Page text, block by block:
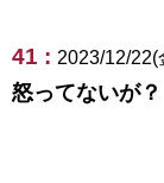
41 : 2023/12/22(
怒ってないが？